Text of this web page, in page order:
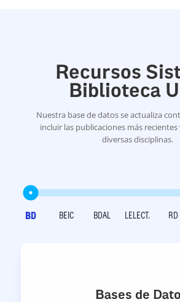
Recursos
Biblioteca
Nuestra base de datos se actualiza
incluir las publicaciones más
diversas disciplinas.
BD BEIC BDAL LELECT. RD
Bases de